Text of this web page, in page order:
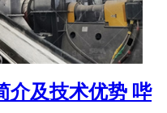
介及技术优势 哔